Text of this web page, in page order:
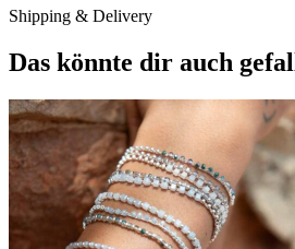
Shipping & Delivery
Das könnte dir auch